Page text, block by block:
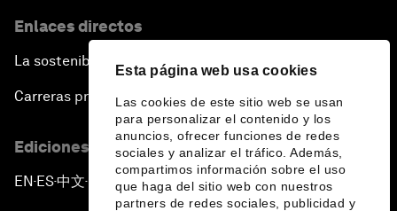
Esta página web usa cookies
Las cookies de este sitio web se usan
para personalizar el contenido y los
anuncios, ofrecer funciones de redes
sociales y analizar el tráfico. Además,
compartimos información sobre el uso
que haga del sitio web con nuestros
partners de redes sociales, publicidad y
Enlaces directos
La sostenibilidad en el Foro
Carreras profesionales
Ediciones en otros idiomas
EN ▪ES▪中文▪ 日本語